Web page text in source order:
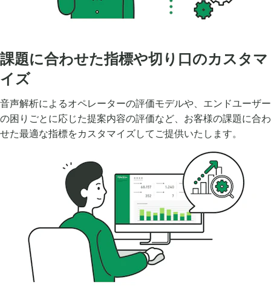
課題に合わせた指標や切り口のカスタマ
イズ
音声解析によるオペレーターの評価モデルや、エンドユーザー
の困りごとに応じた提案内容の評価など、お客様の課題に合わ
せた最適な指標をカスタマイズしてご提供いたします。